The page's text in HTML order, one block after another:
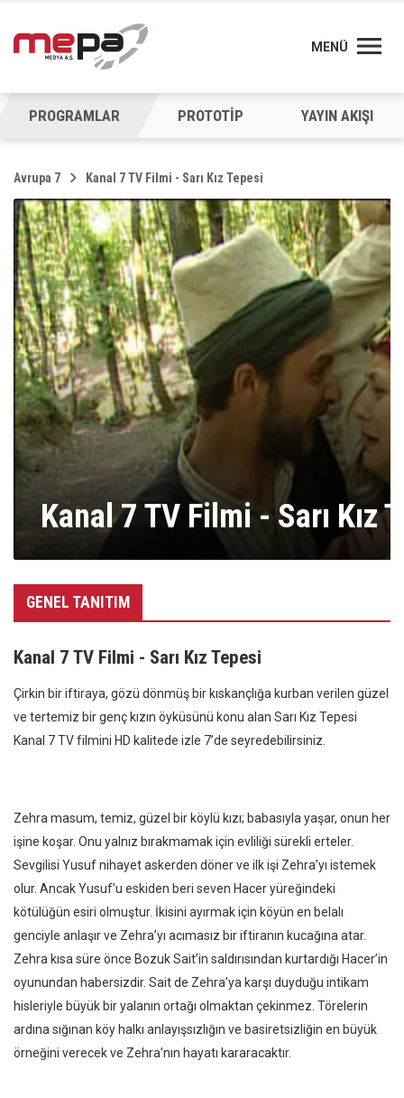
MENÜ
PROGRAMLAR PROTOTİP YAYIN AKIŞI
Avrupa 7 Kanal 7 TV Filmi - Sarı Kız Tepesi
Kanal 7 TV Filmi - Sarı Kız
GENEL TANITIM
Kanal 7 TV Filmi - Sarı Kız Tepesi
Çirkin bir iftiraya, gözü dönmüş bir kıskançlığa kurban verilen güzel
ve tertemiz bir genç kızın öyküsünü konu alan Sarı Kız Tepesi
Kanal 7 TV filmini HD kalitede izle 7’de seyredebilirsiniz.
Zehra masum, temiz, güzel bir köylü kızı; babasıyla yaşar, onun her
işine koşar. Onu yalnız bırakmamak için evliliği sürekli erteler.
Sevgilisi Yusuf nihayet askerden döner ve ilk işi Zehra’yı istemek
olur. Ancak Yusuf’u eskiden beri seven Hacer yüreğindeki
kötülüğün esiri olmuştur. İkisini ayırmak için köyün en belalı
genciyle anlaşır ve Zehra’yı acımasız bir iftiranın kucağına atar.
Zehra kısa süre önce Bozuk Sait’in saldırısından kurtardığı Hacer’in
oyunundan habersizdir. Sait de Zehra’ya karşı duyduğu intikam
hisleriyle büyük bir yalanın ortağı olmaktan çekinmez. Törelerin
ardına sığınan köy halkı anlayışsızlığın ve basiretsizliğin en büyük
örneğini verecek ve Zehra’nın hayatı kararacaktır.